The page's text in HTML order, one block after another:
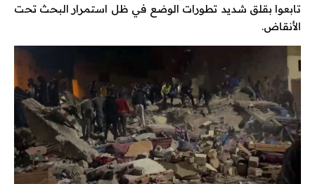
تابعوا بقلق شديد تطورات الوضع في ظل استمرار البحث تحت
الأنقاض.